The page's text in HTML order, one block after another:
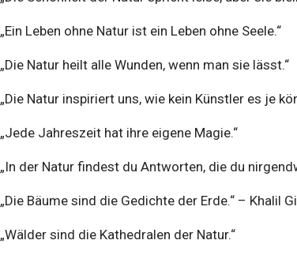
„Ein Leben ohne Natur ist ein Leben ohne Seele.“
„Die Natur heilt alle Wunden, wenn man sie lässt.“
„Die Natur inspiriert uns, wie kein Künstler es je
„Jede Jahreszeit hat ihre eigene Magie.“
„In der Natur findest du Antworten, die du
„Die Bäume sind die Gedichte der Erde.“ – Khalil
„Wälder sind die Kathedralen der Natur.“